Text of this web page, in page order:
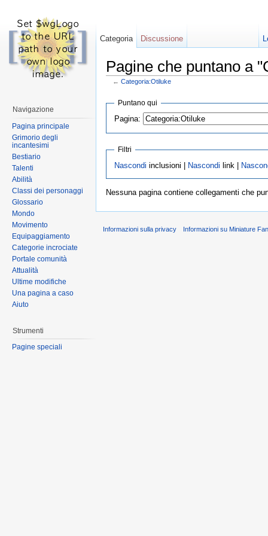
Pagine che puntano a
← Categoria:Otiluke
Puntano qui
Pagina:
Filtri
Nascondi inclusioni | Nascondi link |
Nessuna pagina contiene collegamenti che
Categoria Discussione
Navigazione
Pagina principale
Grimorio degli
incantesimi
Bestiario
Talenti
Abilità
Classi dei personaggi
Glossario
Mondo
Movimento
Equipaggiamento
Categorie incrociate
Portale comunità
Attualità
Ultime modifiche
Una pagina a caso
Aiuto
Strumenti
Pagine speciali
Informazioni sulla privacy Informazioni su Miniature